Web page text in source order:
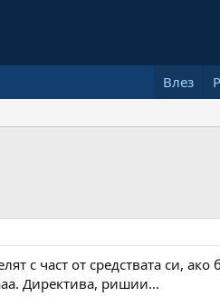
Влез
с част от средствата си, ако
Директива, ришии...